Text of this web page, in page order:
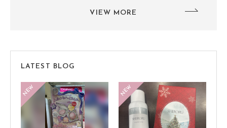
VIEW MORE
LATEST BLOG